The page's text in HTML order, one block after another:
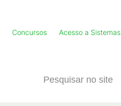
Concursos Acesso a Sistemas